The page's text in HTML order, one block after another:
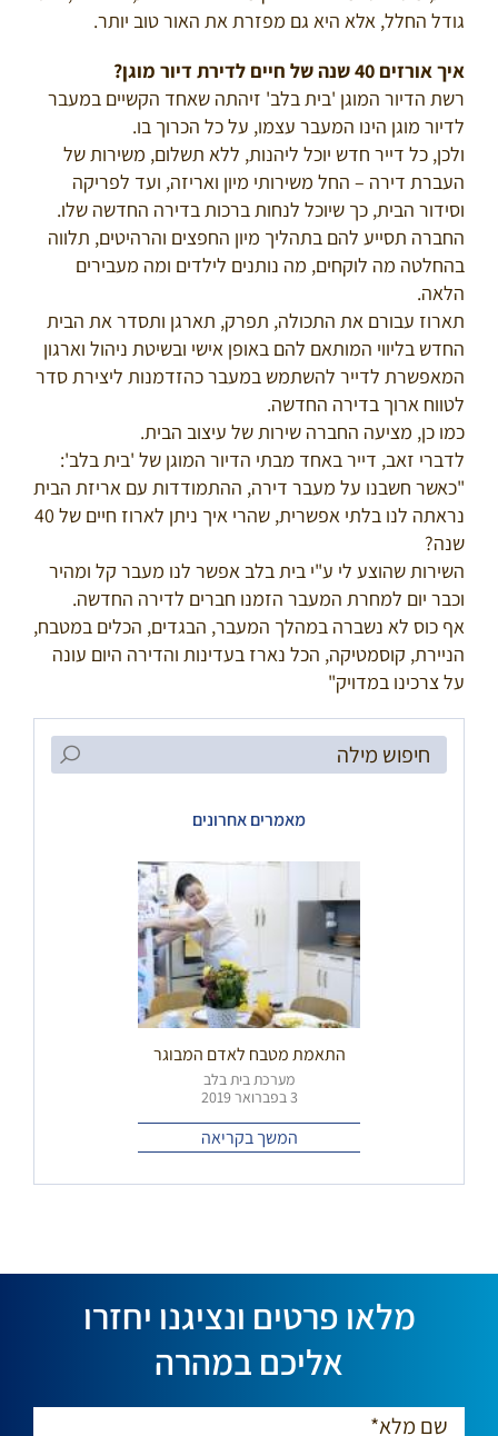
גודל החלל, אלא היא גם מפזרת את האור טוב יותר.
איך אורזים 40 שנה של חיים לדירת דיור מוגן?
רשת הדיור המוגן 'בית בלב' זיהתה שאחד הקשיים במעבר
לדיור מוגן הינו המעבר עצמו, על כל הכרוך בו.
ולכן, כל דייר חדש יוכל ליהנות, ללא תשלום, משירות של
העברת דירה – החל משירותי מיון ואריזה, ועד לפריקה
וסידור הבית, כך שיוכל לנחות ברכות בדירה החדשה שלו.
החברה תסייע להם בתהליך מיון החפצים והרהיטים, תלווה
בהחלטה מה לוקחים, מה נותנים לילדים ומה מעבירים
הלאה.
תארוז עבורם את התכולה, תפרק, תארגן ותסדר את הבית
החדש בליווי המותאם להם באופן אישי ובשיטת ניהול וארגון
המאפשרת לדייר להשתמש במעבר כהזדמנות ליצירת סדר
לטווח ארוך בדירה החדשה.
כמו כן, מציעה החברה שירות של עיצוב הבית.
לדברי זאב, דייר באחד מבתי הדיור המוגן של 'בית בלב':
"כאשר חשבנו על מעבר דירה, ההתמודדות עם אריזת הבית
נראתה לנו בלתי אפשרית, שהרי איך ניתן לארוז חיים של 40
שנה?
השירות שהוצע לי ע"י בית בלב אפשר לנו מעבר קל ומהיר
וכבר יום למחרת המעבר הזמנו חברים לדירה החדשה.
אף כוס לא נשברה במהלך המעבר, הבגדים, הכלים במטבח,
הניירת, קוסמטיקה, הכל נארז בעדינות והדירה היום עונה
על צרכינו במדויק"
Search
for:
מאמרים אחרונים
התאמת מטבח לאדם המבוגר
מערכת בית בלב
3 בפברואר 2019
המשך בקריאה
מלאו פרטים ונציגנו יחזרו
אליכם במהרה